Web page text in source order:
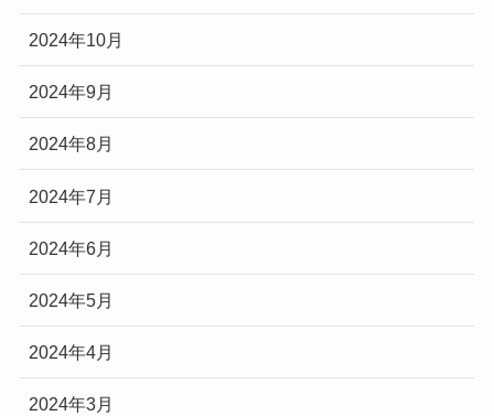
2024年10月
2024年9月
2024年8月
2024年7月
2024年6月
2024年5月
2024年4月
2024年3月